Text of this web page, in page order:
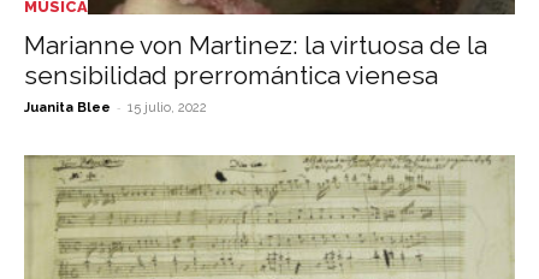
MÚSICA
Marianne von Martinez: la virtuosa de la
sensibilidad prerromántica vienesa
Juanita Blee - 15 julio, 2022